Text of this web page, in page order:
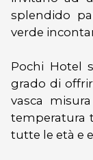
splendido
verde
Pochi Hotel
grado di
vasca
temperatura
tutte le età e